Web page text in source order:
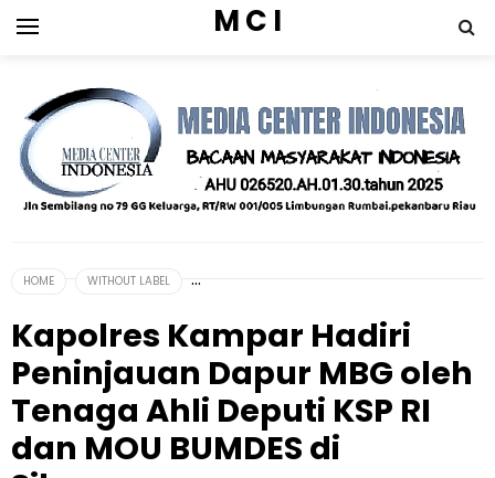
M C I
HOME WITHOUT LABEL
Kapolres Kampar Hadiri
Peninjauan Dapur MBG oleh
Tenaga Ahli Deputi KSP RI
dan MOU BUMDES di